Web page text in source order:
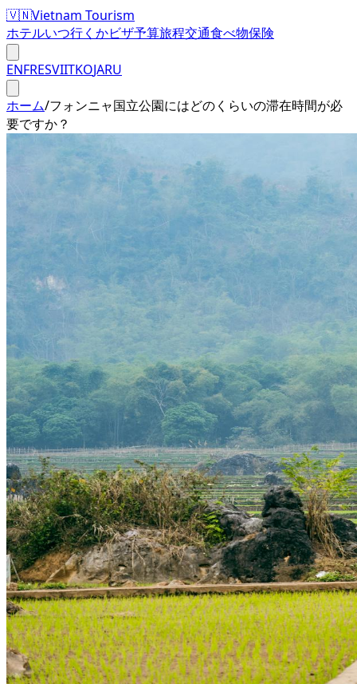
🇻🇳Vietnam Tourism
ホテルいつ行くかビザ予算旅程交通食べ物保険
ENFRESVIITKOJARU
ホーム/フォンニャ国立公園にはどのくらいの滞在時間が必
要ですか？